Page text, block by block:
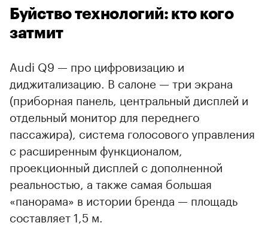
Буйство технологий: кто кого
затмит
Audi Q9 — про цифровизацию и
диджитализацию. В салоне — три экрана
(приборная панель, центральный дисплей и
отдельный монитор для переднего
пассажира), система голосового управления
с расширенным функционалом,
проекционный дисплей с дополненной
реальностью, а также самая большая
«панорама» в истории бренда — площадь
составляет 1,5 м.